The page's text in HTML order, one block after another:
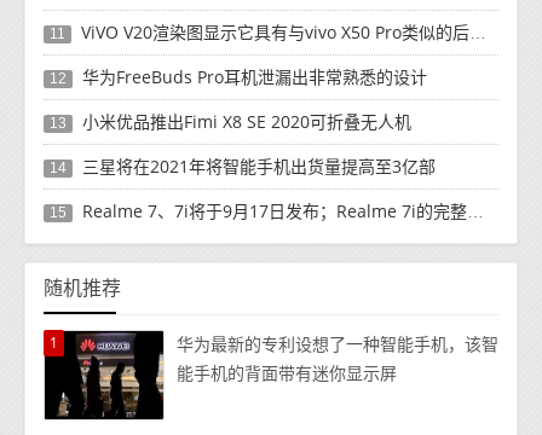
11 ViVO V20渲染图显示它具有与vivo X50 Pro类似的后部设计
12 华为FreeBuds Pro耳机泄漏出非常熟悉的设计
13 小米优品推出Fimi X8 SE 2020可折叠无人机
14 三星将在2021年将智能手机出货量提高至3亿部
15 Realme 7、7i将于9月17日发布；Realme 7i的完整规格并导致泄漏
随机推荐
1
华为最新的专利设想了一种智能手机，该智
能手机的背面带有迷你显示屏